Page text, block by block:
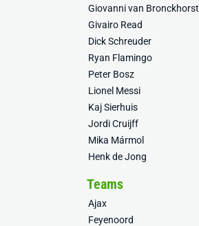
Giovanni van Bronckhorst
Givairo Read
Dick Schreuder
Ryan Flamingo
Peter Bosz
Lionel Messi
Kaj Sierhuis
Jordi Cruijff
Mika Mármol
Henk de Jong
Teams
Ajax
Feyenoord